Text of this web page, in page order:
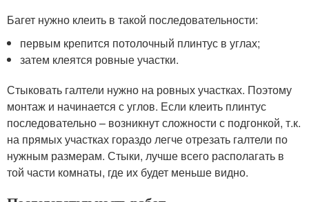
Багет нужно клеить в такой последовательности:
первым крепится потолочный плинтус в углах;
затем клеятся ровные участки.
Стыковать галтели нужно на ровных участках. Поэтому
монтаж и начинается с углов. Если клеить плинтус
последовательно – возникнут сложности с подгонкой, т.к.
на прямых участках гораздо легче отрезать галтели по
нужным размерам. Стыки, лучше всего располагать в
той части комнаты, где их будет меньше видно.